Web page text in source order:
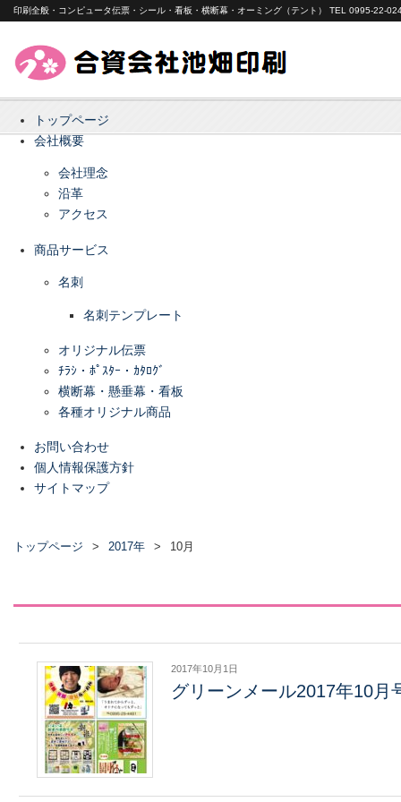
印刷全般・コンピュータ伝票・シール・看板・横断幕・オーミング（テント） TEL 0995-22-
トップページ
会社概要
会社理念
沿革
アクセス
商品サービス
名刺
名刺テンプレート
オリジナル伝票
ﾁﾗｼ・ﾎﾟｽﾀｰ・ｶﾀﾛｸﾞ
横断幕・懸垂幕・看板
各種オリジナル商品
お問い合わせ
個人情報保護方針
サイトマップ
トップページ 2017年 10月
2017年10月1日
グリーンメール2017年10月